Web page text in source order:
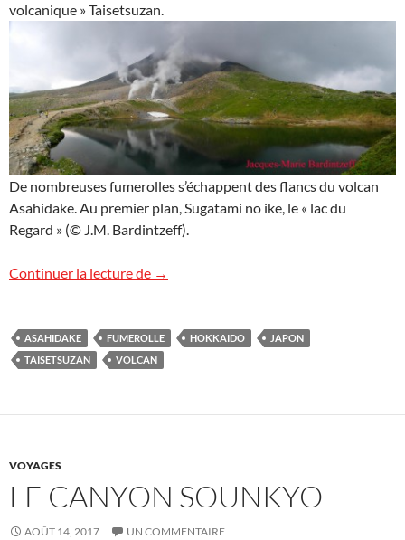
volcanique » Taisetsuzan.
De nombreuses fumerolles s’échappent des flancs du volcan
Asahidake. Au premier plan, Sugatami no ike, le « lac du
Regard » (© J.M. Bardintzeff).
Continuer la lecture de Volcan Asahidake, Japon
→
ASAHIDAKE FUMEROLLE HOKKAIDO
JAPON
TAISETSUZAN
VOLCAN
VOYAGES
LE CANYON SOUNKYO
AOÛT 14, 2017 UN COMMENTAIRE